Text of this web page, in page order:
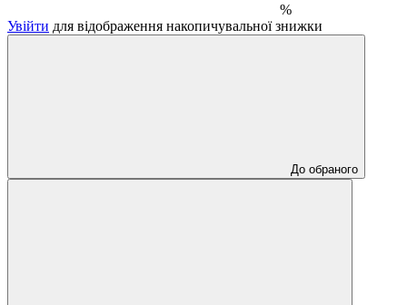
%
Увійти для відображення накопичувальної знижки
До обраного